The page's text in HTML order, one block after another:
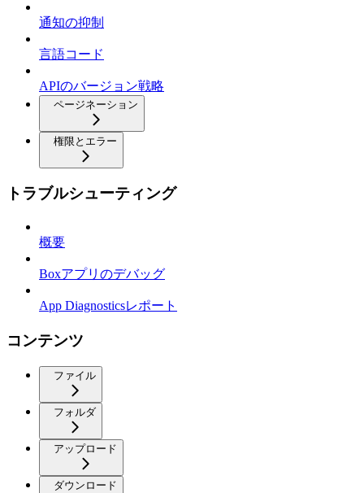
通知の抑制
言語コード
APIのバージョン戦略
ページネーション
権限とエラー
トラブルシューティング
概要
Boxアプリのデバッグ
App Diagnosticsレポート
コンテンツ
ファイル
フォルダ
アップロード
ダウンロード